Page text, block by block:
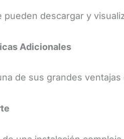
pueden descargar y
Adicionales
de sus grandes